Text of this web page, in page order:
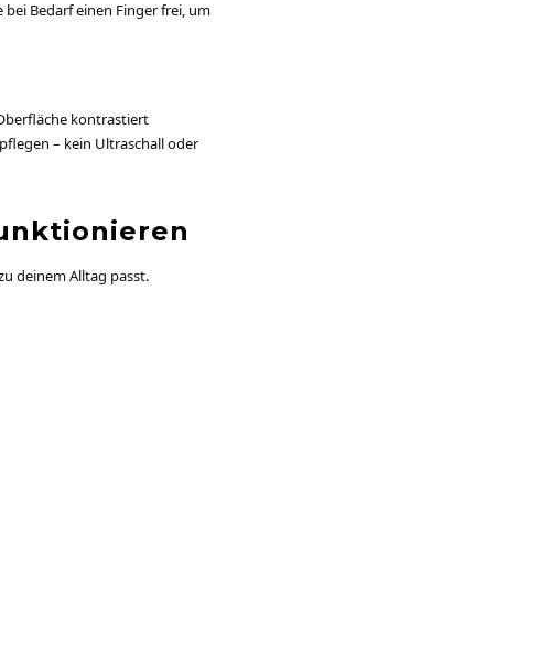
Bedarf einen Finger frei, um
kontrastiert
– kein Ultraschall oder
deinem Alltag passt.